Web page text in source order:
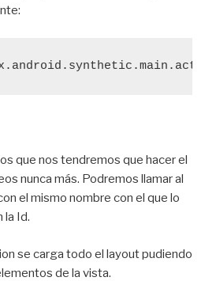
que nos tendremos que hacer el
nunca más. Podremos llamar al
el mismo nombre con el que lo
la Id.
se carga todo el layout pudiendo
de la vista.